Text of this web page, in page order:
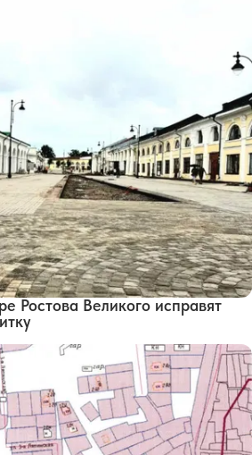
Ростова Великого исправят